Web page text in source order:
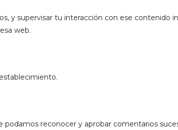
y supervisar tu interacción con ese contenido
web.
reconocer y aprobar comentarios